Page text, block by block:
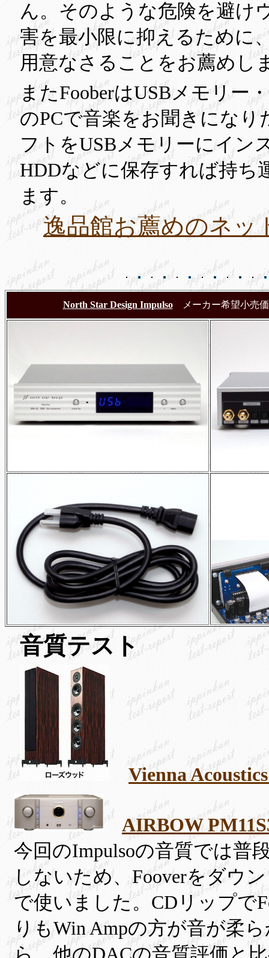
ん。そのような危険を避け
害を最小限に抑えるために
用意なさることをお薦めし
またFooberはUSBメモリー
のPCで音楽をお聞きにな
フトをUSBメモリーにイン
HDDなどに保存すれば持ち
ます。
逸品館お薦めのネッ
North Star Design Impulso メーカー希望小
音質テスト
Vienna
AIRBOW
今回のImpulsoの音質では普
しないため、Fooverをダウ
で使いました。 CDリップで
りもWin Ampの方が音が柔